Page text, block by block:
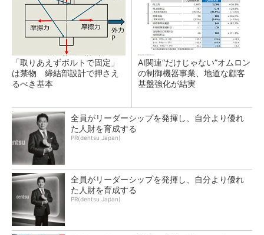
「取りあえずボルトで固定」
は禁物 締結部設計で押さえ
るべき基本
AI関連“だけじゃない”オムロン
の制御機器事業、地道な顧客
基盤強化が結実
全員がリーダーシップを発揮し、自分より優れ
た人財を育成する
PR(dentsu Japan)
全員がリーダーシップを発揮し、自分より優れ
た人財を育成する
PR(dentsu Japan)